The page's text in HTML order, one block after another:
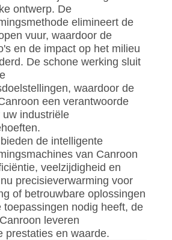
ontwerp. De
elimineert de
vuur, waardoor de
en de impact op het milieu
De schone werking sluit
waardoor de
een verantwoorde
industriële
de intelligente
van Canroon
veelzijdigheid en
precisieverwarming voor
of betrouwbare oplossingen
toepassingen nodig heeft, de
leveren
prestaties en waarde.